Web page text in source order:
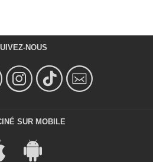
NOUS
SUR MOBILE